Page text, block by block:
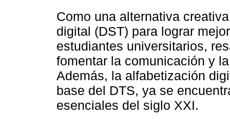
Como una alternativa
digital (DST) para lograr
estudiantes universitarios,
fomentar la comunicación y
Además, la alfabetización
base del DTS, ya se
esenciales del siglo XXI.